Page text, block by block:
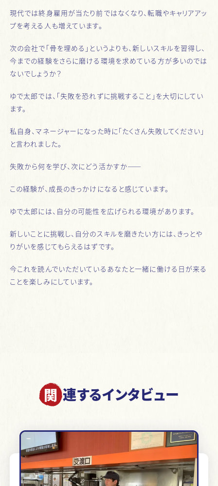
現代では終身雇用が当たり前ではなくなり、転職やキャリアアッ
プを考える人も増えています。
次の会社で「骨を埋める」というよりも、新しいスキルを習得し、
今までの経験をさらに磨ける環境を求めている方が多いのでは
ないでしょうか？
ゆで太郎では、「失敗を恐れずに挑戦すること」を大切にしてい
ます。
私自身、マネージャーになった時に「たくさん失敗してください」
と言われました。
失敗から何を学び、次にどう活かすか——
この経験が、成長のきっかけになると感じています。
ゆで太郎には、自分の可能性を広げられる環境があります。
新しいことに挑戦し、自分のスキルを磨きたい方には、きっとや
りがいを感じてもらえるはずです。
今これを読んでいただいているあなたと一緒に働ける日が来る
ことを楽しみにしています。
関 連するインタビュー